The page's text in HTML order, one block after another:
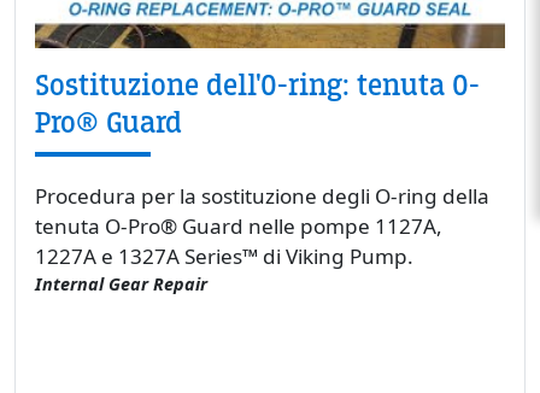
Sostituzione dell'O-ring: tenuta O-
Pro® Guard
Procedura per la sostituzione degli O-ring della
tenuta O-Pro® Guard nelle pompe 1127A,
1227A e 1327A Series™ di Viking Pump.
Internal Gear Repair